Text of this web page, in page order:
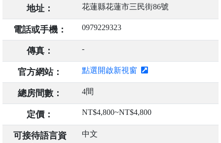
地址： 花蓮縣花蓮市三民街86號
電話或手機： 0979229323
傳真： -
官方網站： 點選開啟新視窗
總房間數： 4間
定價： NT$4,800~NT$4,800
可接待語言資
中文